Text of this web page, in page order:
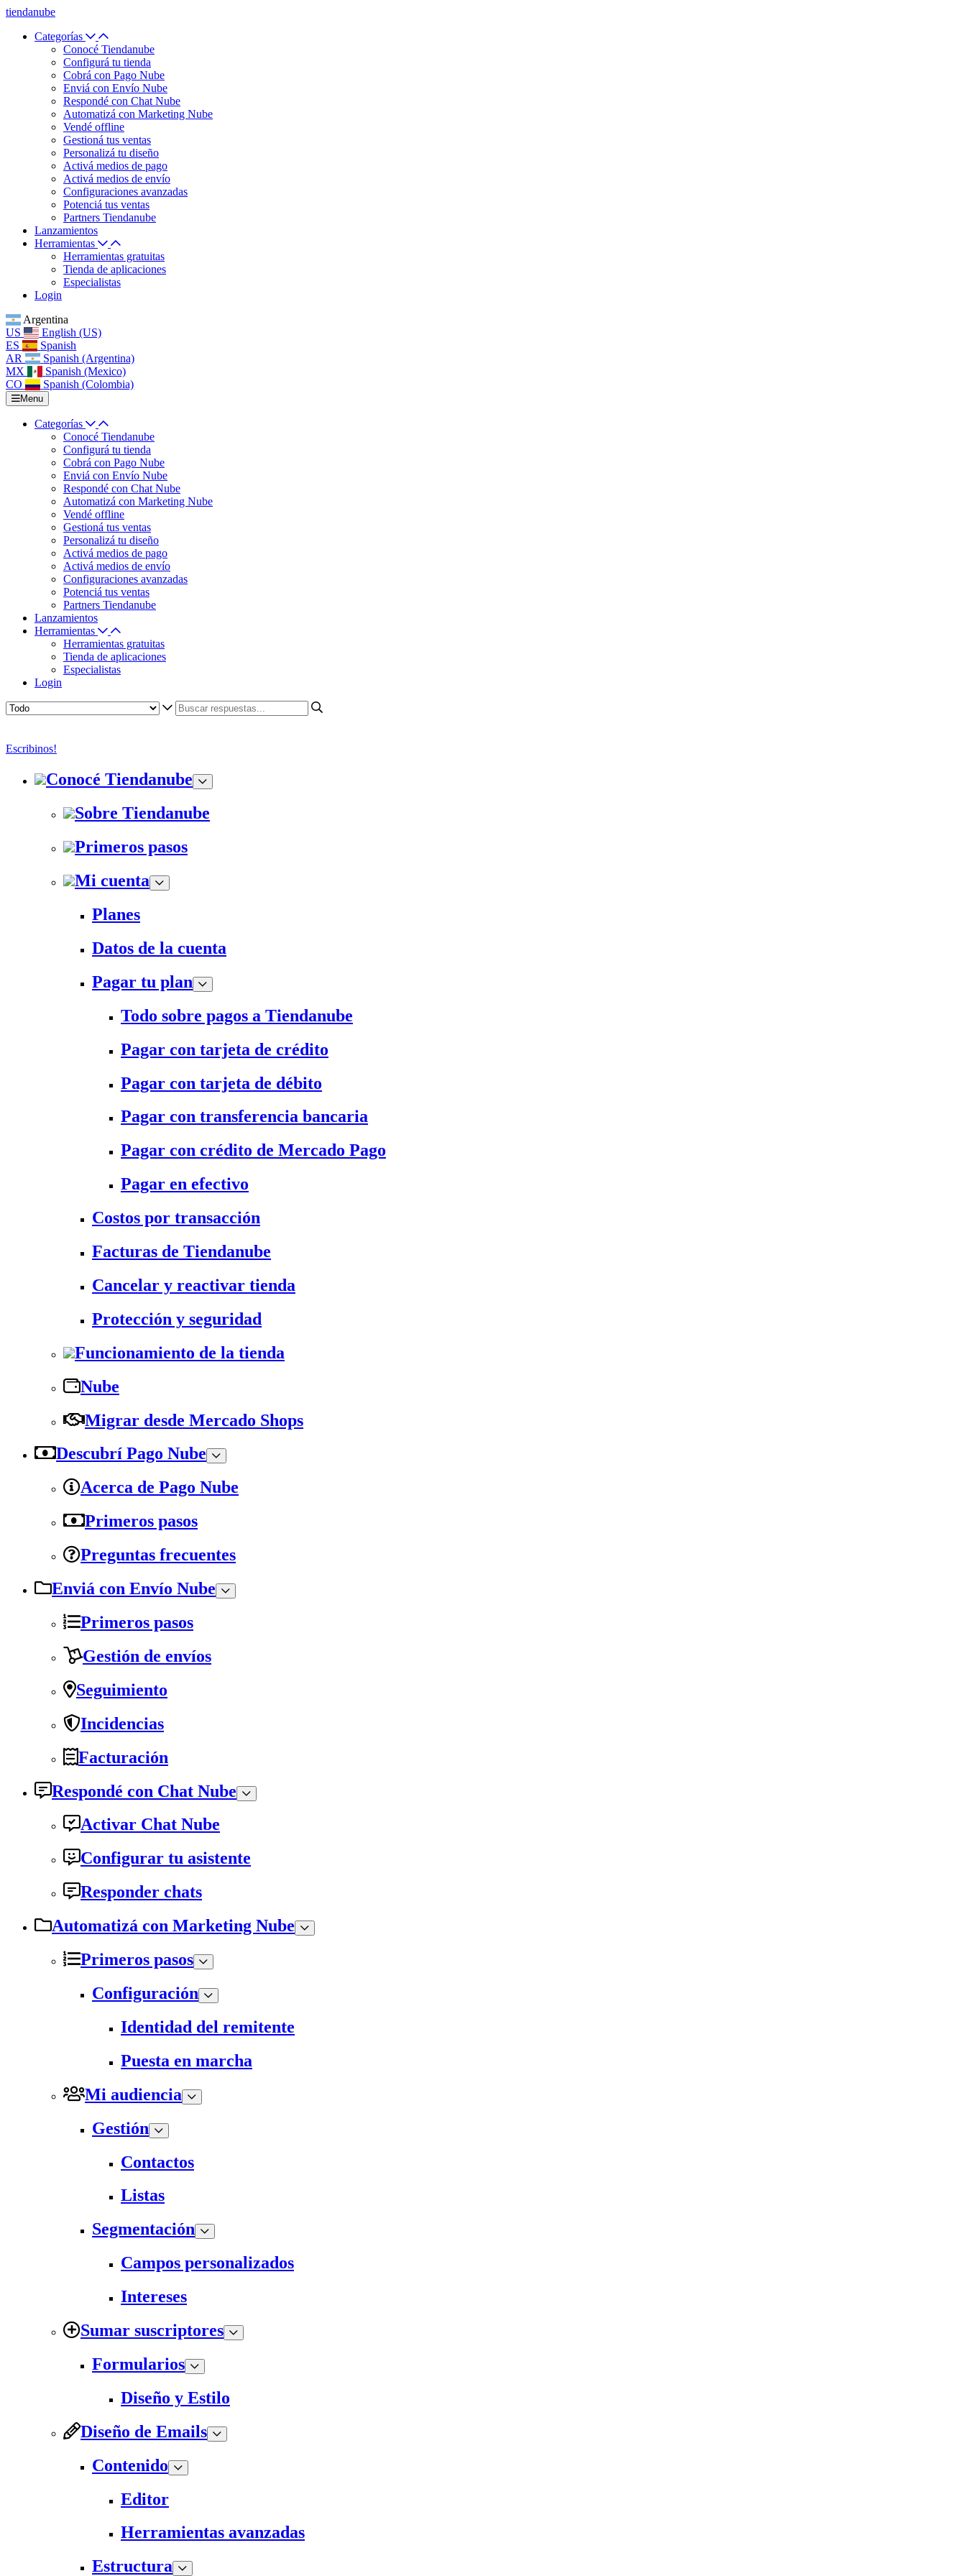
tiendanube
Categorías
Conocé Tiendanube
Configurá tu tienda
Cobrá con Pago Nube
Enviá con Envío Nube
Respondé con Chat Nube
Automatizá con Marketing Nube
Vendé offline
Gestioná tus ventas
Personalizá tu diseño
Activá medios de pago
Activá medios de envío
Configuraciones avanzadas
Potenciá tus ventas
Partners Tiendanube
Lanzamientos
Herramientas
Herramientas gratuitas
Tienda de aplicaciones
Especialistas
Login
Argentina
US
English (US)
ES
Spanish
AR
Spanish (Argentina)
MX
Spanish (Mexico)
CO
Spanish (Colombia)
Menu
Categorías
Conocé Tiendanube
Configurá tu tienda
Cobrá con Pago Nube
Enviá con Envío Nube
Respondé con Chat Nube
Automatizá con Marketing Nube
Vendé offline
Gestioná tus ventas
Personalizá tu diseño
Activá medios de pago
Activá medios de envío
Configuraciones avanzadas
Potenciá tus ventas
Partners Tiendanube
Lanzamientos
Herramientas
Herramientas gratuitas
Tienda de aplicaciones
Especialistas
Login
Escribinos!
Conocé Tiendanube
Sobre Tiendanube
Primeros pasos
Mi cuenta
Planes
Datos de la cuenta
Pagar tu plan
Todo sobre pagos a Tiendanube
Pagar con tarjeta de crédito
Pagar con tarjeta de débito
Pagar con transferencia bancaria
Pagar con crédito de Mercado Pago
Pagar en efectivo
Costos por transacción
Facturas de Tiendanube
Cancelar y reactivar tienda
Protección y seguridad
Funcionamiento de la tienda
Nube
Migrar desde Mercado Shops
Descubrí Pago Nube
Acerca de Pago Nube
Primeros pasos
Preguntas frecuentes
Enviá con Envío Nube
Primeros pasos
Gestión de envíos
Seguimiento
Incidencias
Facturación
Respondé con Chat Nube
Activar Chat Nube
Configurar tu asistente
Responder chats
Automatizá con Marketing Nube
Primeros pasos
Configuración
Identidad del remitente
Puesta en marcha
Mi audiencia
Gestión
Contactos
Listas
Segmentación
Campos personalizados
Intereses
Sumar suscriptores
Formularios
Diseño y Estilo
Diseño de Emails
Contenido
Editor
Herramientas avanzadas
Estructura